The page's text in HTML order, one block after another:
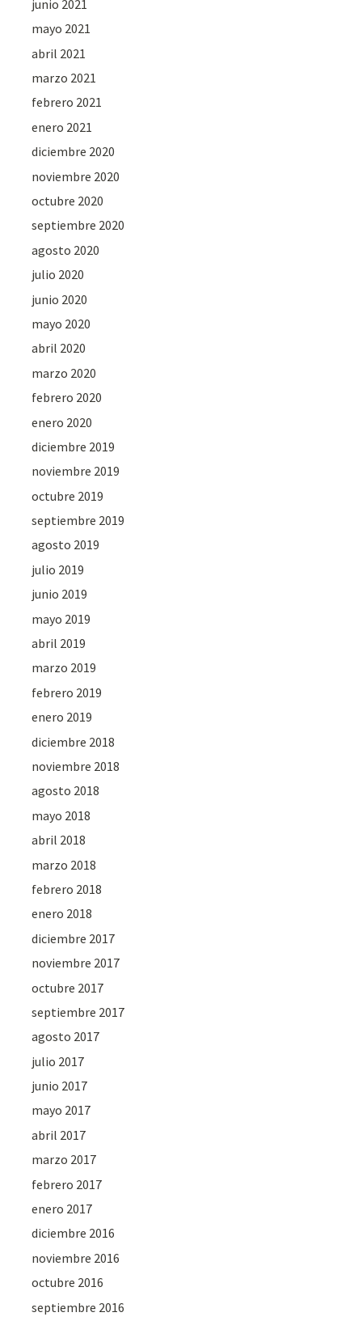
junio 2021
mayo 2021
abril 2021
marzo 2021
febrero 2021
enero 2021
diciembre 2020
noviembre 2020
octubre 2020
septiembre 2020
agosto 2020
julio 2020
junio 2020
mayo 2020
abril 2020
marzo 2020
febrero 2020
enero 2020
diciembre 2019
noviembre 2019
octubre 2019
septiembre 2019
agosto 2019
julio 2019
junio 2019
mayo 2019
abril 2019
marzo 2019
febrero 2019
enero 2019
diciembre 2018
noviembre 2018
agosto 2018
mayo 2018
abril 2018
marzo 2018
febrero 2018
enero 2018
diciembre 2017
noviembre 2017
octubre 2017
septiembre 2017
agosto 2017
julio 2017
junio 2017
mayo 2017
abril 2017
marzo 2017
febrero 2017
enero 2017
diciembre 2016
noviembre 2016
octubre 2016
septiembre 2016